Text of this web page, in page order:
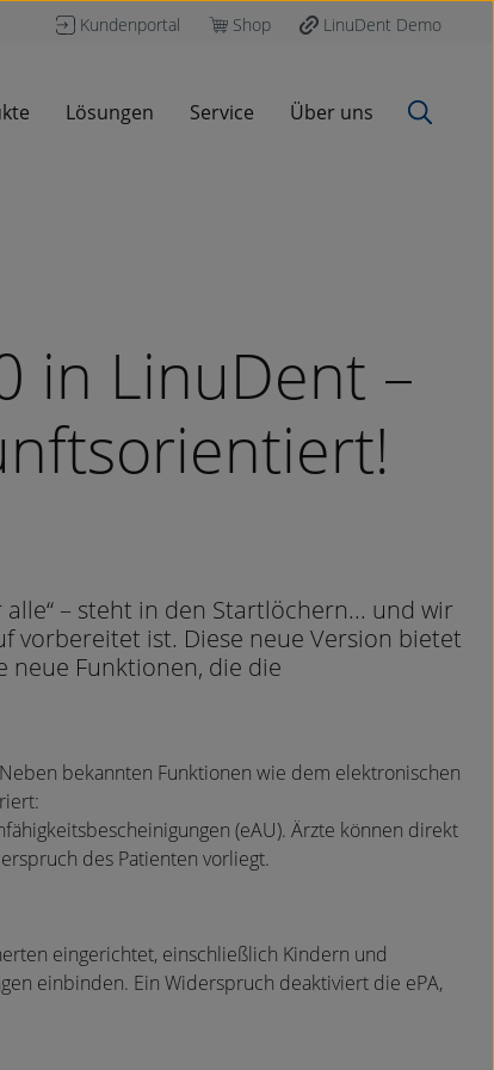
Kundenportal Shop LinuDent Demo
Lösungen Service Über uns
in LinuDent –
– steht in den Startlöchern... und wir
vorbereitet ist. Diese neue Version bietet
neue Funktionen, die die
bekannten Funktionen wie dem elektronischen
(eAU). Ärzte können direkt
des Patienten vorliegt.
eingerichtet, einschließlich Kindern und
einbinden. Ein Widerspruch deaktiviert die ePA,